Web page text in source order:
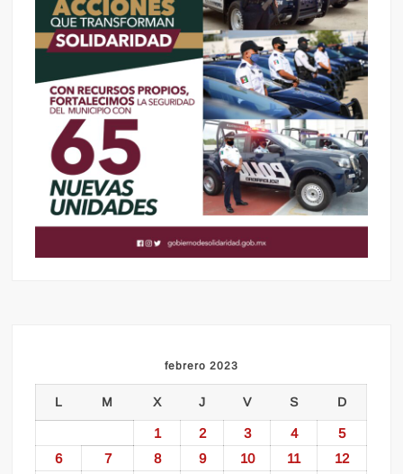
febrero 2023
L M X J V S D
1 2 3 4
5
6
7 8 9 10 11
12